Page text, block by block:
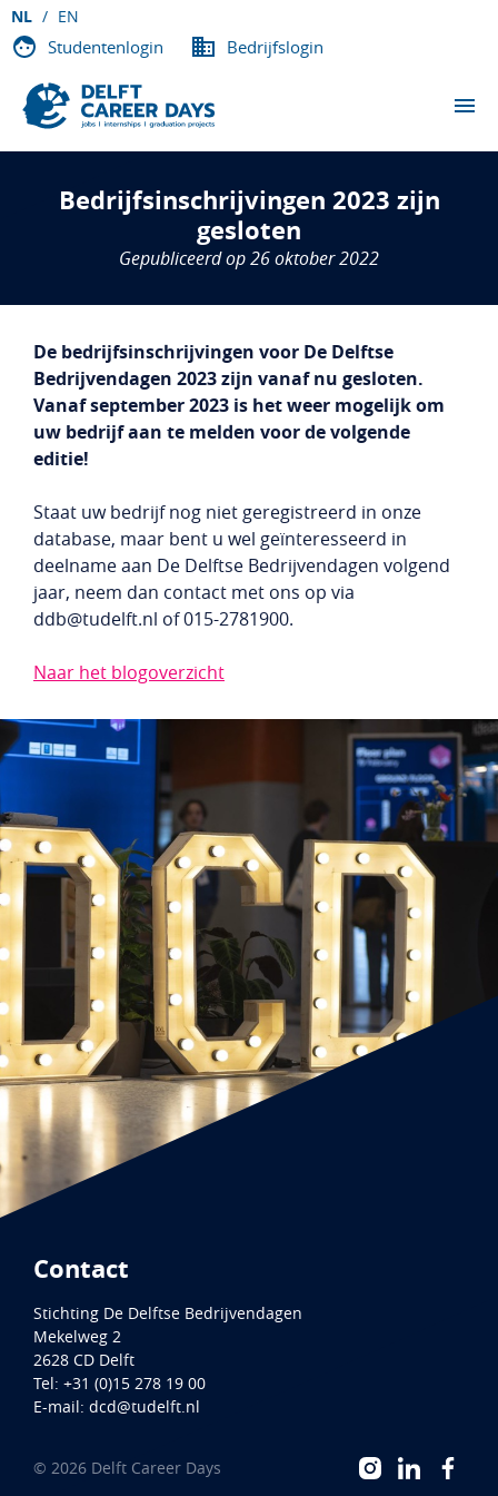
NL EN
Studentenlogin Bedrijfslogin
EVENEMENTEN
DEELNEMENDE BEDRIJVEN
OVER DCD
CONTACT
Studentenlogin Bedrijfslogin
NL EN
Bedrijfsinschrijvingen 2023 zijn
gesloten
Gepubliceerd op 26 oktober 2022
De bedrijfsinschrijvingen voor De Delftse
Bedrijvendagen 2023 zijn vanaf nu gesloten.
Vanaf september 2023 is het weer mogelijk om
uw bedrijf aan te melden voor de volgende
editie!
Staat uw bedrijf nog niet geregistreerd in onze
database, maar bent u wel geïnteresseerd in
deelname aan De Delftse Bedrijvendagen volgend
jaar, neem dan contact met ons op via
ddb@tudelft.nl of 015-2781900.
Naar het blogoverzicht
Contact
Stichting De Delftse Bedrijvendagen
Mekelweg 2
2628 CD Delft
Tel: +31 (0)15 278 19 00
E-mail: dcd@tudelft.nl
© 2026 Delft Career Days